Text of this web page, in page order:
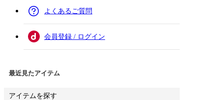
よくあるご質問
会員登録 / ログイン
最近見たアイテム
アイテムを探す